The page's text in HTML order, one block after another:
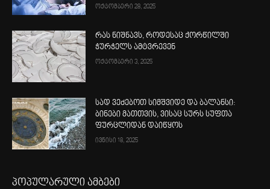
ოქტომბერი 28, 2025
რას ნიშნავს, როდესაც ქორწილში
ჭურჭელს ამტვრევენ
ოქტომბერი 3, 2025
სად ვეძებოთ სიმშვიდე და ბალანსი:
ბინები მათთვის, ვისაც სურს სუფთა
ფურცლიდან დაიწყოს
ივნისი 18, 2025
პოპულარული ამბები